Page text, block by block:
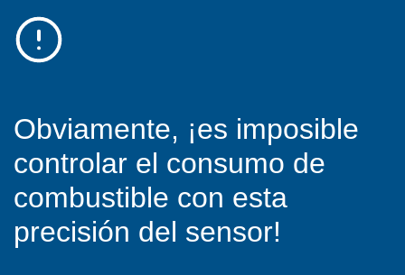
Obviamente, ¡es imposible
controlar el consumo de
combustible con esta
precisión del sensor!